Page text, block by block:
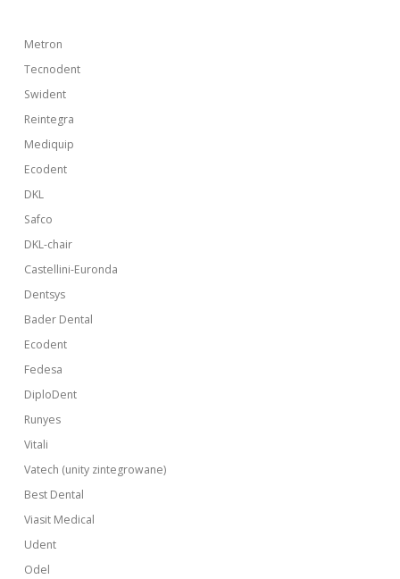
Metron
Tecnodent
Swident
Reintegra
Mediquip
Ecodent
DKL
Safco
DKL-chair
Castellini-Euronda
Dentsys
Bader Dental
Ecodent
Fedesa
DiploDent
Runyes
Vitali
Vatech (unity zintegrowane)
Best Dental
Viasit Medical
Udent
Odel